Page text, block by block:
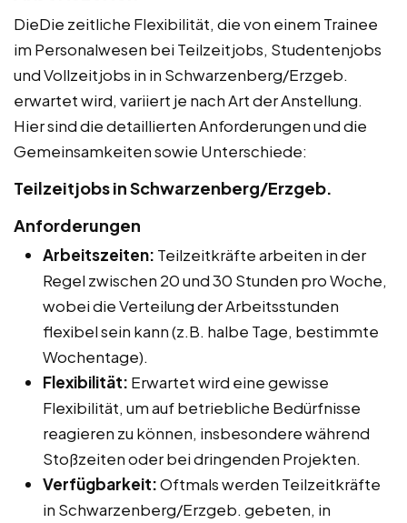
DieDie zeitliche Flexibilität, die von einem Trainee
im Personalwesen bei Teilzeitjobs, Studentenjobs
und Vollzeitjobs in in Schwarzenberg/Erzgeb.
erwartet wird, variiert je nach Art der Anstellung.
Hier sind die detaillierten Anforderungen und die
Gemeinsamkeiten sowie Unterschiede:
Teilzeitjobs in Schwarzenberg/Erzgeb.
Anforderungen
Arbeitszeiten: Teilzeitkräfte arbeiten in der
Regel zwischen 20 und 30 Stunden pro Woche,
wobei die Verteilung der Arbeitsstunden
flexibel sein kann (z.B. halbe Tage, bestimmte
Wochentage).
Flexibilität: Erwartet wird eine gewisse
Flexibilität, um auf betriebliche Bedürfnisse
reagieren zu können, insbesondere während
Stoßzeiten oder bei dringenden Projekten.
Verfügbarkeit:Oftmals werden Teilzeitkräfte
in Schwarzenberg/Erzgeb. gebeten, in